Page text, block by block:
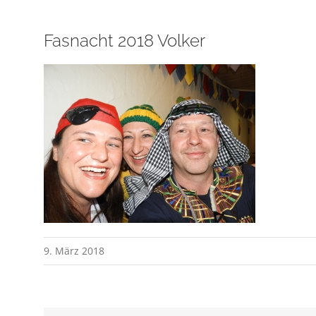
Fasnacht 2018 Volker
9. März 2018